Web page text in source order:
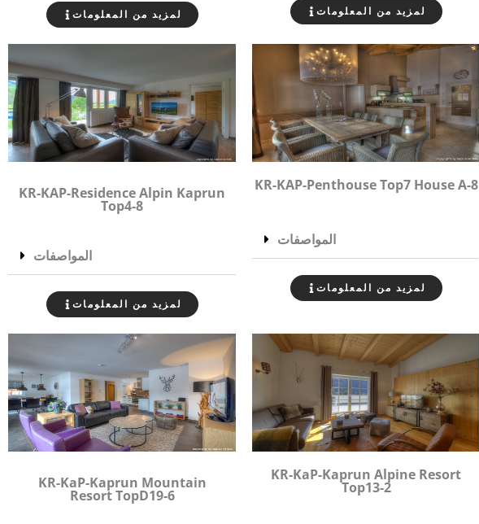
لمزيد من المعلومات لمزيد من المعلومات
KR-KAP-Residence Alpin Kaprun
Top4-8
المواصفات
لمزيد من المعلومات
KR-KAP-Penthouse Top7 House A-8
المواصفات
لمزيد من المعلومات
KR-KaP-Kaprun Mountain
Resort TopD19-6
KR-KaP-Kaprun Alpine Resort
Top13-2